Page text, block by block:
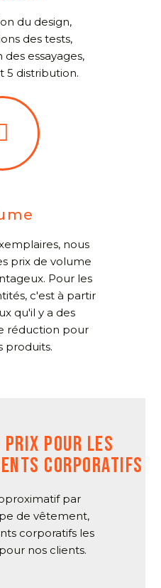
du design,
des tests,
essayages,
5 distribution.
nous
prix de volume
Pour les
c'est à partir
qu'il y a des
réduction pour
produits.
POUR LES
CORPORATIFS
par
de vêtement,
corporatifs les
nos clients.